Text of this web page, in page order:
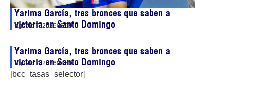
Yarima García, tres bronces que saben a
victoria en Santo Domingo
agosto 7, 202608:59
Yarima García, tres bronces que saben a
victoria en Santo Domingo
agosto 7, 202608:59
[bcc_tasas_selector]